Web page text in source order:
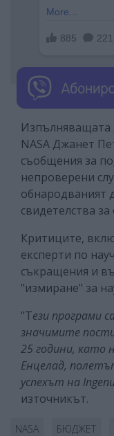
Изпълняващата
NASA Джанет
съобщения за
непроверени
обнародваният
свидетелства
Критиците,
експерти по
съкращения и
"измиране" за
"Тези програми
значимите
25 години, като
Енцелад,
успехът на
източникът.
NASA БЮДЖЕТ